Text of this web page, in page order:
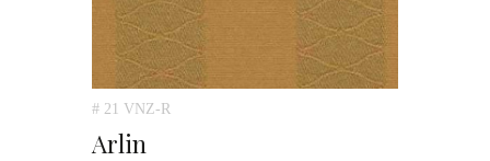
# 21 VNZ-R
Arlin